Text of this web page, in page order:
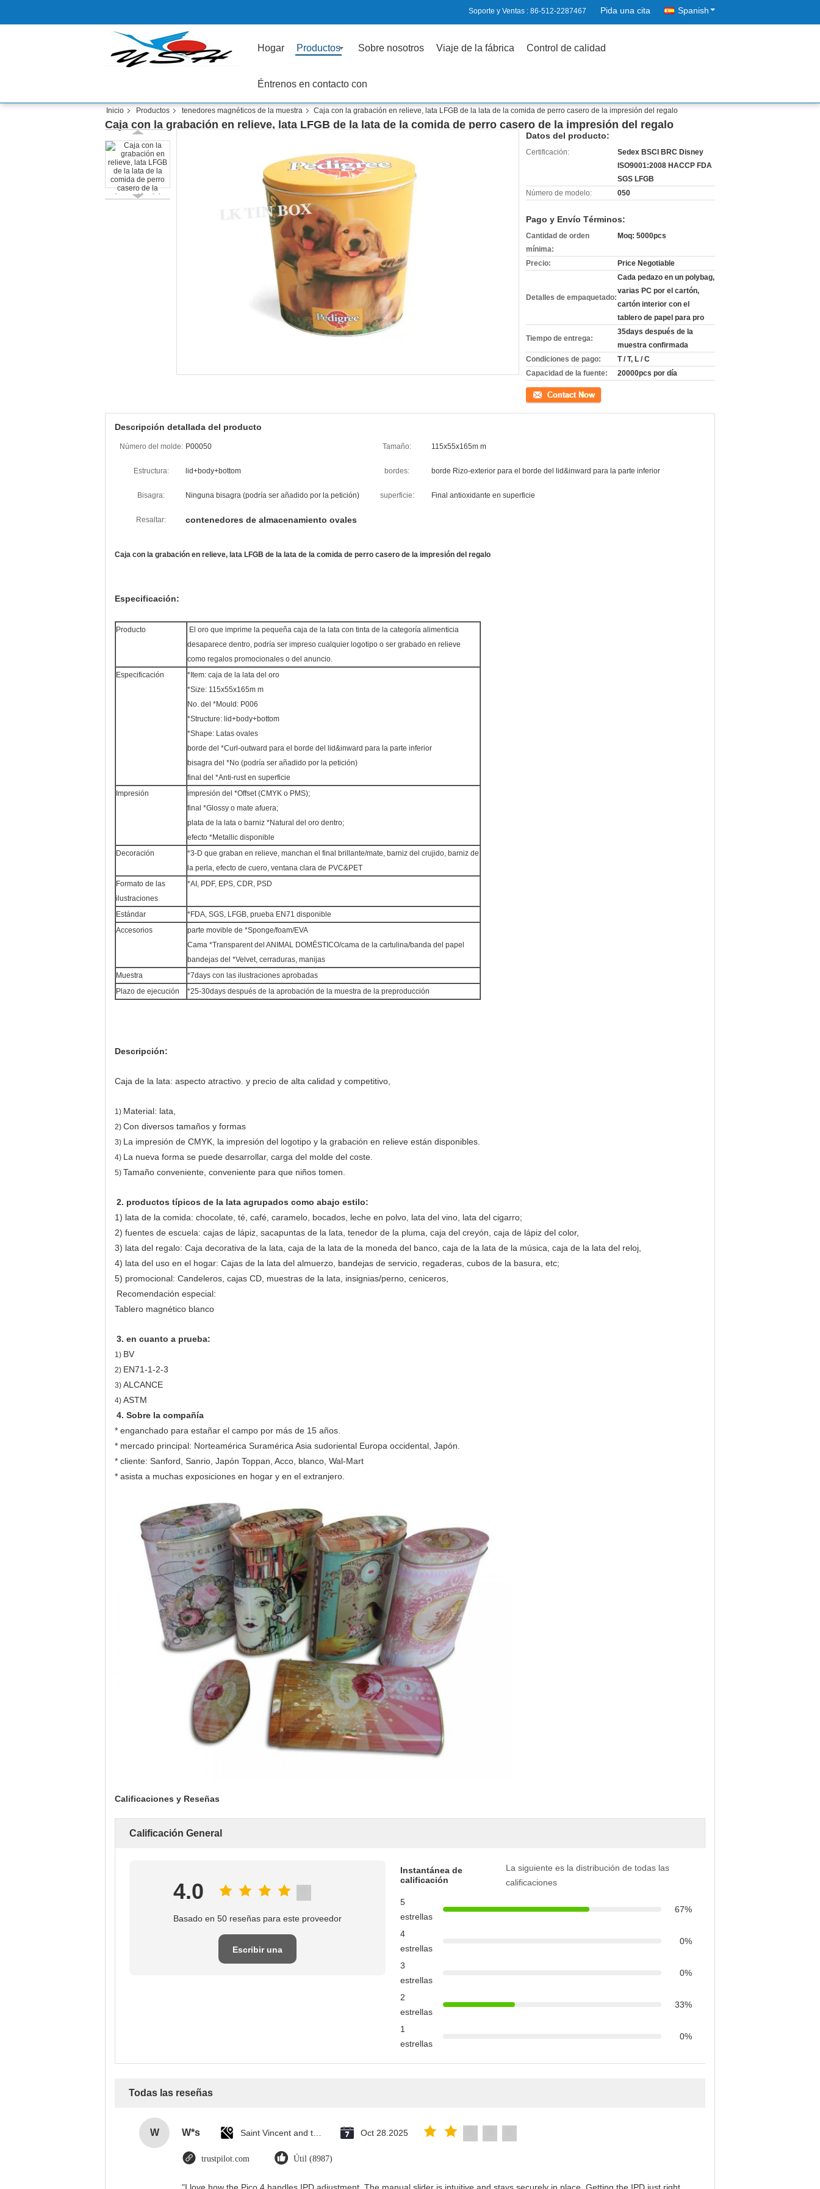
Soporte y Ventas : 86-512-2287467 Pida una cita Spanish
Hogar Productos Sobre nosotros Viaje de la fábrica Control de calidad
Éntrenos en contacto con
Inicio Productos tenedores magnéticos de la muestra Caja con la grabación en relieve, lata LFGB de la lata de la comida de perro casero de la impresión del regalo
Caja con la grabación en relieve, lata LFGB de la lata de la comida de perro casero de la impresión del regalo
Datos del producto:
Certificación:
Sedex BSCI BRC Disney
ISO9001:2008 HACCP FDA
SGS LFGB
Número de modelo:
050
Pago y Envío Términos:
Cantidad de orden
mínima:
Moq: 5000pcs
Precio: Price Negotiable
Detalles de empaquetado:
Cada pedazo en un polybag,
varias PC por el cartón,
cartón interior con el
tablero de papel para pro
Tiempo de entrega:
35days después de la
muestra confirmada
Condiciones de pago:
T / T, L / C
Capacidad de la fuente:
20000pcs por día
Contacto
Descripción detallada del producto
Número del molde: P00050 Tamaño: 115x55x165m m
Estructura: lid+body+bottom bordes: borde Rizo-exterior para el borde del lid&inward para la parte inferior
Bisagra: Ninguna bisagra (podría ser añadido por la petición) superficie: Final antioxidante en superficie
Resaltar: contenedores de almacenamiento ovales
Caja con la grabación en relieve, lata LFGB de la lata de la comida de perro casero de la impresión del regalo
Especificación:
Producto
El oro que imprime la pequeña caja de la lata con tinta de la categoría alimenticia
desaparece dentro, podría ser impreso cualquier logotipo o ser grabado en relieve
como regalos promocionales o del anuncio.
Especificación
*Item: caja de la lata del oro
*Size: 115x55x165m m
No. del *Mould: P006
*Structure: lid+body+bottom
*Shape: Latas ovales
borde del *Curl-outward para el borde del lid&inward para la parte inferior
bisagra del *No (podría ser añadido por la petición)
final del *Anti-rust en superficie
Impresión
impresión del *Offset (CMYK o PMS);
final *Glossy o mate afuera;
plata de la lata o barniz *Natural del oro dentro;
efecto *Metallic disponible
Decoración
*3-D que graban en relieve, manchan el final brillante/mate, barniz del crujido, barniz de
la perla, efecto de cuero, ventana clara de PVC&PET
Formato de las
ilustraciones
*AI, PDF, EPS, CDR, PSD
Estándar
*FDA, SGS, LFGB, prueba EN71 disponible
Accesorios
parte movible de *Sponge/foam/EVA
Cama *Transparent del ANIMAL DOMÉSTICO/cama de la cartulina/banda del papel
bandejas del *Velvet, cerraduras, manijas
Muestra
*7days con las ilustraciones aprobadas
Plazo de ejecución
*25-30days después de la aprobación de la muestra de la preproducción
Descripción:
Caja de la lata: aspecto atractivo. y precio de alta calidad y competitivo,
1) Material: lata,
2) Con diversos tamaños y formas
3) La impresión de CMYK, la impresión del logotipo y la grabación en relieve están disponibles.
4) La nueva forma se puede desarrollar, carga del molde del coste.
5) Tamaño conveniente, conveniente para que niños tomen.
2. productos típicos de la lata agrupados como abajo estilo:
1) lata de la comida: chocolate, té, café, caramelo, bocados, leche en polvo, lata del vino, lata del cigarro;
2) fuentes de escuela: cajas de lápiz, sacapuntas de la lata, tenedor de la pluma, caja del creyón, caja de lápiz del color,
3) lata del regalo: Caja decorativa de la lata, caja de la lata de la moneda del banco, caja de la lata de la música, caja de la lata del reloj,
4) lata del uso en el hogar: Cajas de la lata del almuerzo, bandejas de servicio, regaderas, cubos de la basura, etc;
5) promocional: Candeleros, cajas CD, muestras de la lata, insignias/perno, ceniceros,
Recomendación especial:
Tablero magnético blanco
3. en cuanto a prueba:
1) BV
2) EN71-1-2-3
3) ALCANCE
4) ASTM
4. Sobre la compañía
* enganchado para estañar el campo por más de 15 años.
* mercado principal: Norteamérica Suramérica Asia sudoriental Europa occidental, Japón.
* cliente: Sanford, Sanrio, Japón Toppan, Acco, blanco, Wal-Mart
* asista a muchas exposiciones en hogar y en el extranjero.
Calificaciones y Reseñas
Calificación General
4.0
Basado en 50 reseñas para este proveedor
Escribir una
Instantánea de
calificación
La siguiente es la distribución de todas las
calificaciones
5
estrellas
67%
4
estrellas
0%
3
estrellas
0%
2
estrellas
33%
1
estrellas
0%
Todas las reseñas
W W*s Oct 28.2025
trustpilot.com Útil (8987)